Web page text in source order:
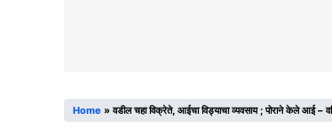
Home »वडील चहा विक्रेते, आईचा विड्याचा व्यवसाय ; पोराने केले आई –